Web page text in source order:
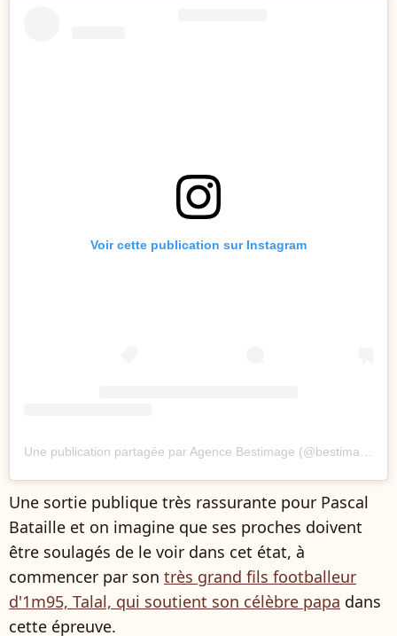
Voir cette publication sur Instagram
Une sortie publique très rassurante pour Pascal
Bataille et on imagine que ses proches doivent
être soulagés de le voir dans cet état, à
commencer par son très grand fils footballeur
d'1m95, Talal, qui soutient son célèbre papa dans
cette épreuve.